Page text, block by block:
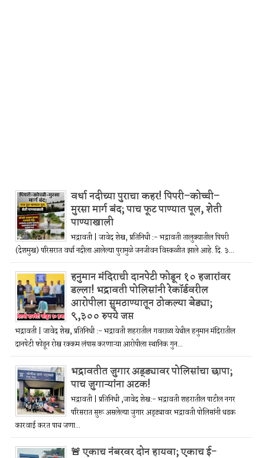
वर्धा नदीच्या पुराचा कहर! पिपरी–कोच्ची–
मुरसा मार्ग बंद; पाच फूट पाण्यात पूल, शेती
पाण्याखाली
भद्रावती | जावेद शेख, प्रतिनिधी :- भद्रावती तालुक्यातील पिपरी
(देशमुख) परिसरात वर्धा नदीला आलेल्या पुरामुळे जनजीवन विस्कळीत झाले आहे. दि. ३...
हनुमान मंदिराची दानपेटी फोडून १० हजारांवर
डल्ला! भद्रावती पोलिसांनी रेकॉर्डवरील
आरोपीला सुमठाण्यातून ठोकल्या बेड्या;
९,३०० रुपये जप्त
भद्रावती | जावेद शेख, प्रतिनिधी :- भद्रावती शहरातील गवराळा येथील हनुमान मंदिरातील
दानपेटी फोडून रोख रक्कम लंपास करणाऱ्या आरोपीला स्थानिक गुन...
भद्रावतीत जुगार अड्ड्यावर पोलिसांचा छापा;
पाच जुगाऱ्यांना अटक!
भद्रावती | प्रतिनिधी ,जावेद शेख:- भद्रावती शहरातील पाटील नगर
परिसरात सुरू असलेल्या जुगार अड्ड्यावर भद्रावती पोलिसांनी धडक
कारवाई करत पाच जणा...
🚨 एकाच नंबरवर दोन हायवा; एकाच ई-